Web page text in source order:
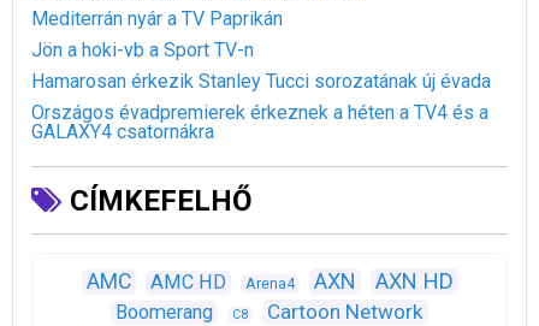
Mediterrán nyár a TV Paprikán
Jön a hoki-vb a Sport TV-n
Hamarosan érkezik Stanley Tucci sorozatának új évada
Országos évadpremierek érkeznek a héten a TV4 és a
GALAXY4 csatornákra
CÍMKEFELHŐ
AMC AMC HD Arena4 AXN AXN HD
Boomerang C8 Cartoon Network